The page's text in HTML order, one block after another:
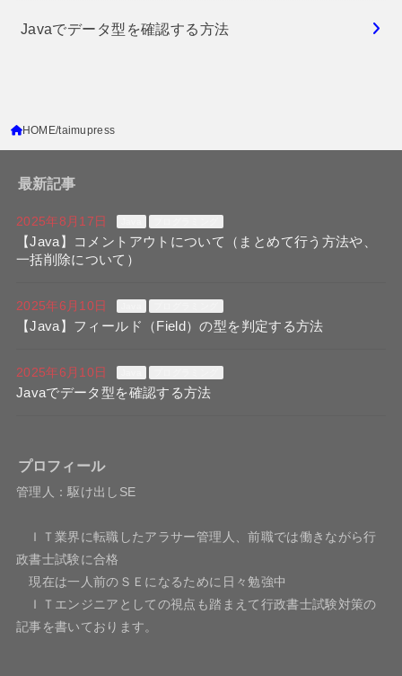
Javaでデータ型を確認する方法
HOME taimupress
最新記事
2025年8月17日
【Java】コメントアウトについて（まとめて行う方法や、
一括削除について）
2025年6月10日
【Java】フィールド（Field）の型を判定する方法
2025年6月10日
Javaでデータ型を確認する方法
プロフィール
管理人：駆け出しSE
ＩＴ業界に転職したアラサー管理人、前職では働きながら行
政書士試験に合格
現在は一人前のＳＥになるために日々勉強中
ＩＴエンジニアとしての視点も踏まえて行政書士試験対策の
記事を書いております。